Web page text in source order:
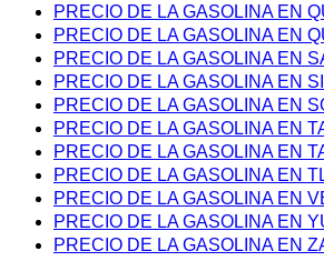
PRECIO DE LA GASOLINA EN
PRECIO DE LA GASOLINA EN
PRECIO DE LA GASOLINA EN
PRECIO DE LA GASOLINA EN
PRECIO DE LA GASOLINA EN
PRECIO DE LA GASOLINA EN
PRECIO DE LA GASOLINA EN
PRECIO DE LA GASOLINA EN
PRECIO DE LA GASOLINA EN
PRECIO DE LA GASOLINA EN
PRECIO DE LA GASOLINA EN